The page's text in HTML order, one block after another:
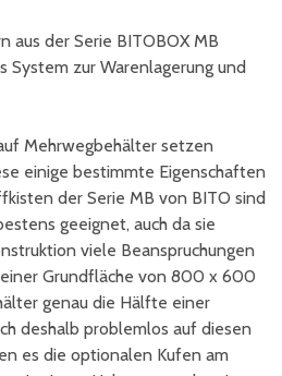
aus der Serie BITOBOX MB
System zur Warenlagerung und
Mehrwegbehälter setzen
einige bestimmte Eigenschaften
der Serie MB von BITO sind
geeignet, auch da sie
viele Beanspruchungen
Grundfläche von 800 x 600
genau die Hälfte einer
deshalb problemlos auf diesen
es die optionalen Kufen am